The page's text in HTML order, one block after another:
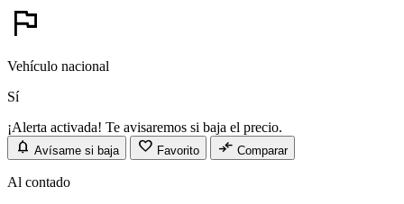
flag
Vehículo nacional
Sí
¡Alerta activada! Te avisaremos si baja el precio.
notifications Avísame si baja favorite Favorito compare_arrows Comparar
Al contado